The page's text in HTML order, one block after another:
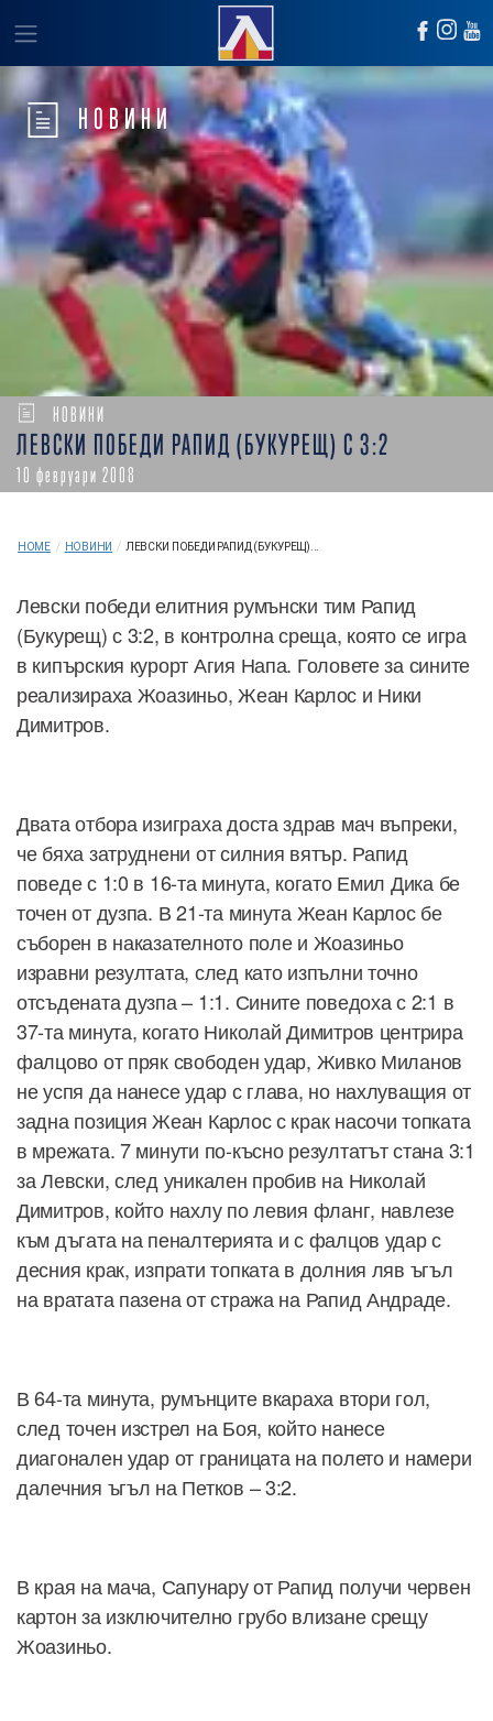
НОВИНИ
НОВИНИ
ЛЕВСКИ ПОБЕДИ РАПИД (БУКУРЕЩ) С 3:2
10 февруари 2008
HOME / НОВИНИ / ЛЕВСКИ ПОБЕДИ РАПИД (БУКУРЕЩ)...
Левски победи елитния румънски тим Рапид
(Букурещ) с 3:2, в контролна среща, която се игра
в кипърския курорт Агия Напа. Головете за сините
реализираха Жоазиньо, Жеан Карлос и Ники
Димитров.
Двата отбора изиграха доста здрав мач въпреки,
че бяха затруднени от силния вятър. Рапид
поведе с 1:0 в 16-та минута, когато Емил Дика бе
точен от дузпа. В 21-та минута Жеан Карлос бе
съборен в наказателното поле и Жоазиньо
изравни резултата, след като изпълни точно
отсъдената дузпа – 1:1. Сините поведоха с 2:1 в
37-та минута, когато Николай Димитров центрира
фалцово от пряк свободен удар, Живко Миланов
не успя да нанесе удар с глава, но нахлуващия от
задна позиция Жеан Карлос с крак насочи топката
в мрежата. 7 минути по-късно резултатът стана 3:1
за Левски, след уникален пробив на Николай
Димитров, който нахлу по левия фланг, навлезе
към дъгата на пеналтерията и с фалцов удар с
десния крак, изпрати топката в долния ляв ъгъл
на вратата пазена от стража на Рапид Андраде.
В 64-та минута, румънците вкараха втори гол,
след точен изстрел на Боя, който нанесе
диагонален удар от границата на полето и намери
далечния ъгъл на Петков – 3:2.
В края на мача, Сапунару от Рапид получи червен
картон за изключително грубо влизане срещу
Жоазиньо.